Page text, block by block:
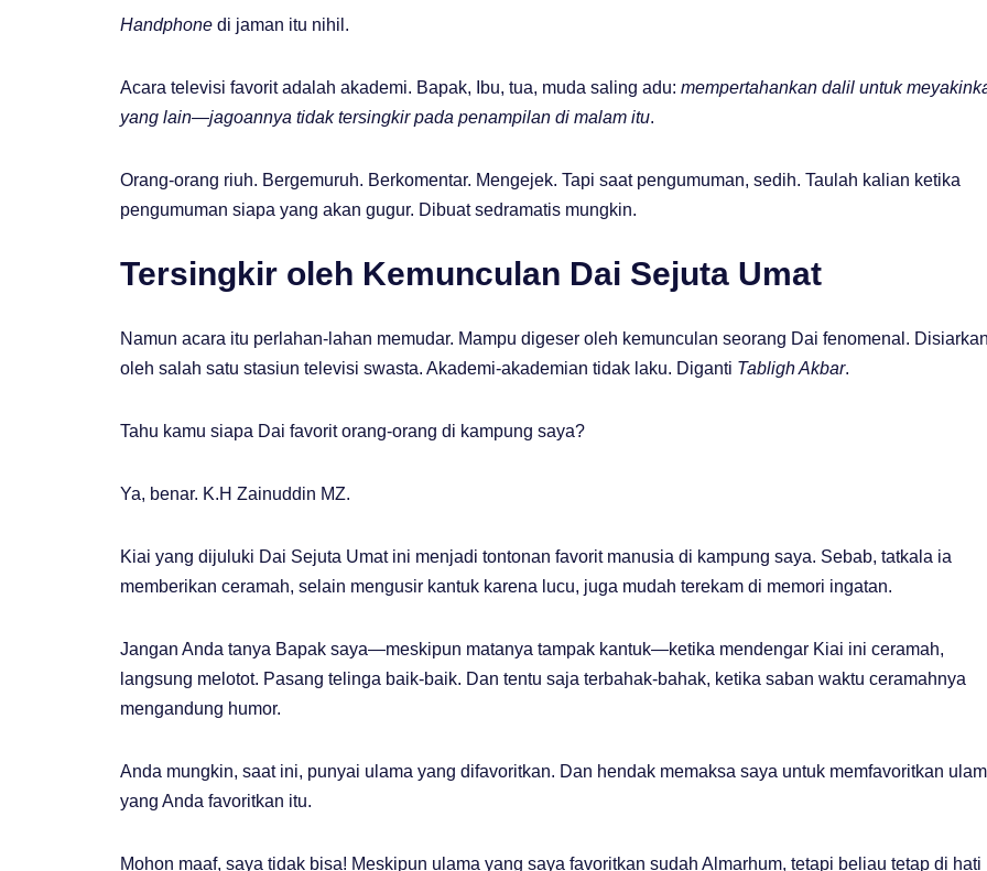
Handphone di jaman itu nihil.
Acara televisi favorit adalah akademi. Bapak, Ibu, tua, muda saling adu: mempertahankan dalil untuk
yang lain—jagoannya tidak tersingkir pada penampilan di malam itu.
Orang-orang riuh. Bergemuruh. Berkomentar. Mengejek. Tapi saat pengumuman, sedih. Taulah kalian ketika
pengumuman siapa yang akan gugur. Dibuat sedramatis mungkin.
Tersingkir oleh Kemunculan Dai Sejuta Umat
Namun acara itu perlahan-lahan memudar. Mampu digeser oleh kemunculan seorang Dai fenomenal.
oleh salah satu stasiun televisi swasta. Akademi-akademian tidak laku. Diganti Tabligh Akbar.
Tahu kamu siapa Dai favorit orang-orang di kampung saya?
Ya, benar. K.H Zainuddin MZ.
Kiai yang dijuluki Dai Sejuta Umat ini menjadi tontonan favorit manusia di kampung saya. Sebab, tatkala ia
memberikan ceramah, selain mengusir kantuk karena lucu, juga mudah terekam di memori ingatan.
Jangan Anda tanya Bapak saya—meskipun matanya tampak kantuk—ketika mendengar Kiai ini ceramah,
langsung melotot. Pasang telinga baik-baik. Dan tentu saja terbahak-bahak, ketika saban waktu ceramahnya
mengandung humor.
Anda mungkin, saat ini, punyai ulama yang difavoritkan. Dan hendak memaksa saya untuk memfavoritkan
yang Anda favoritkan itu.
Mohon maaf, saya tidak bisa! Meskipun ulama yang saya favoritkan sudah Almarhum, tetapi beliau tetap di hati